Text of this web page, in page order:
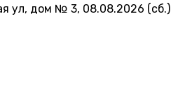
ул, дом № 3, 08.08.2026 (сб.)